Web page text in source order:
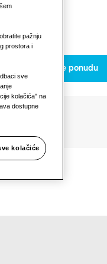
Zatražite ponudu
pažnju
prostora i
sve
kolačića" na
dostupne
kolačiće